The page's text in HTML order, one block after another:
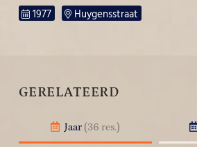
1977
Huygensstraat
GERELATEERD
Jaar (36 res.)